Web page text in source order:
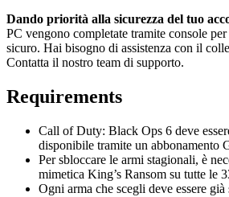
Dando priorità alla sicurezza del tuo
PC vengono completate tramite console
sicuro. Hai bisogno di assistenza con il
Contatta il nostro team di supporto.
Requirements
Call of Duty: Black Ops 6 deve
disponibile tramite un abbonamento
Per sbloccare le armi stagionali, è
mimetica King’s Ransom su tutte le
Ogni arma che scegli deve essere già